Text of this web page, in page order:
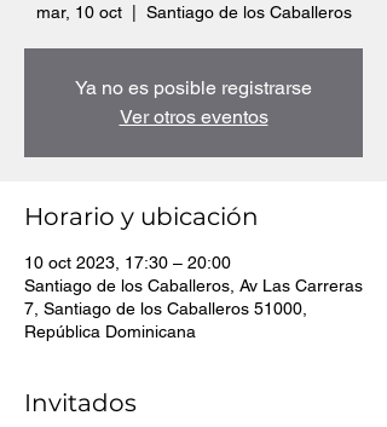
mar, 10 oct
  |
Santiago de los Caballeros
Ya no es posible registrarse
Ver otros eventos
Horario y ubicación
10 oct 2023, 17:30 – 20:00
Santiago de los Caballeros, Av Las Carreras
7, Santiago de los Caballeros 51000,
República Dominicana
Invitados